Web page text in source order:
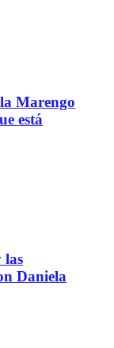
Marengo
está
las
Daniela